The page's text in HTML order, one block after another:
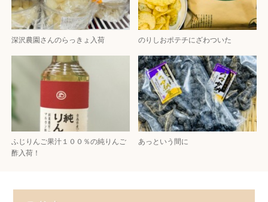
深沢農園さんのらっきょ入荷 のりしおポテチにざわついた
ふじりんご果汁１００％の純りんご
酢入荷！
あっという間に